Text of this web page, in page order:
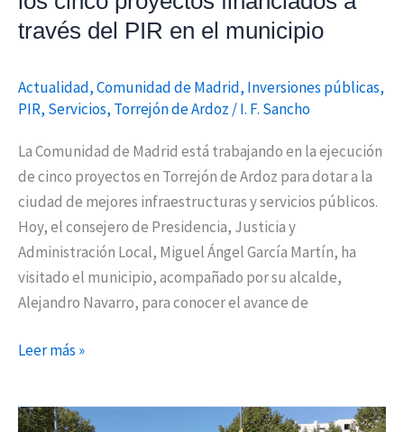
través del PIR en el municipio
Actualidad,Comunidad de Madrid, Inversiones públicas,
PIR, Servicios, Torrejón de Ardoz /I. F. Sancho
La Comunidad de Madrid está trabajando en la ejecución
de cinco proyectos en Torrejón de Ardoz para dotar a la
ciudad de mejores infraestructuras y servicios públicos.
Hoy, el consejero de Presidencia, Justicia y
Administración Local, Miguel Ángel García Martín, ha
visitado el municipio, acompañado por su alcalde,
Alejandro Navarro, para conocer el avance de
financiados
del
en
el
municipio
Leer más »
Nuevos